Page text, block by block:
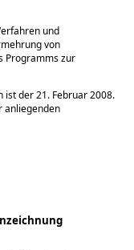
und
von
Programms zur
ist der 21. Februar 2008.
anliegenden